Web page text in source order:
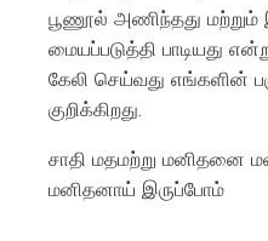
பூணூல் அணிந்தது மற்றும்
மையப்படுத்தி பாடியது
கேலி செய்வது எங்களின்
குறிக்கிறது.
சாதி மதமற்று மனிதனை
மனிதனாய் இருப்போம்